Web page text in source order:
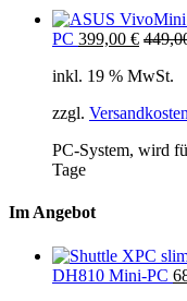
PC 399,00 €
inkl. 19 % MwSt.
zzgl. Versandkosten
PC-System, wird
Tage
Im Angebot
DH810 Mini-PC